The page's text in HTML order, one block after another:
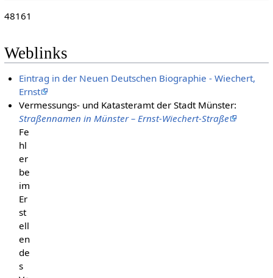
48161
Weblinks
Eintrag in der Neuen Deutschen Biographie - Wiechert,
Ernst
Vermessungs- und Katasteramt der Stadt Münster:
Straßennamen in Münster – Ernst-Wiechert-Straße
Fe
hl
er
be
im
Er
st
ell
en
de
s